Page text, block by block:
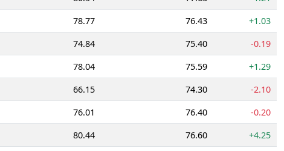
78.77 76.43
+1.03
74.84 75.40
-0.19
78.04 75.59
+1.29
66.15 74.30
-2.10
76.01 76.40
-0.20
80.44 76.60
+4.25